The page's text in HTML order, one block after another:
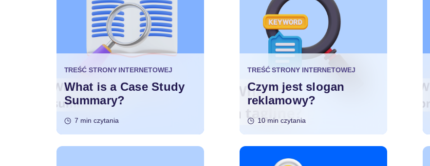
TREŚĆ STRONY INTERNETOWEJ
What is a Case Study
Summary?
7 min czytania
TREŚĆ STRONY INTERNETOWEJ
Czym jest slogan
reklamowy?
10 min czytania